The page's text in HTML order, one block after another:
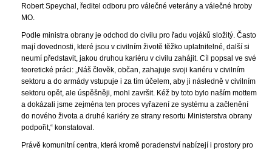
Robert Speychal, ředitel odboru pro válečné veterány a válečné hroby
MO.
Podle ministra obrany je odchod do civilu pro řadu vojáků složitý. Často
mají dovednosti, které jsou v civilním životě těžko uplatnitelné, další si
neumí představit, jakou druhou kariéru v civilu zahájit. Cíl popsal ve své
teoretické práci: „Náš člověk, občan, zahajuje svoji kariéru v civilním
sektoru a do armády vstupuje i za tím účelem, aby ji následně v civilním
sektoru opět, ale úspěšněji, mohl završit. Kéž by toto bylo naším mottem
a dokázali jsme zejména ten proces vyřazení ze systému a začlenění
do nového života a druhé kariéry ze strany resortu Ministerstva obrany
podpořit,“ konstatoval.
Právě komunitní centra, která kromě poradenství nabízejí i prostory pro